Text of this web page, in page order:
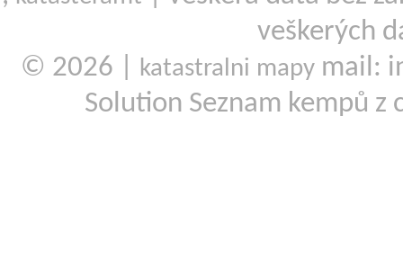
veškerých
© 2026 |
katastralni mapy mail:
Solution Seznam kempů z